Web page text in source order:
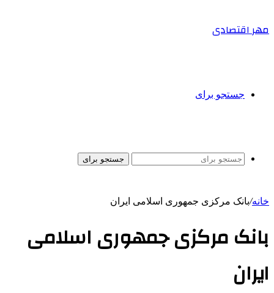
مهر اقتصادی
جستجو برای
جستجو برای
خانه/بانک مرکزی جمهوری اسلامی ایران
بانک مرکزی جمهوری اسلامی
ایران